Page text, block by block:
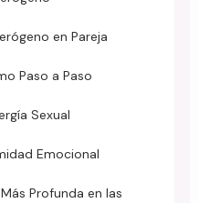
en Pareja
Paso a Paso
Sexual
Emocional
Profunda en las